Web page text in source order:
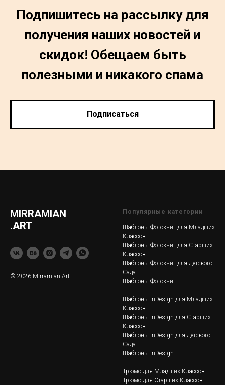
Подпишитесь на рассылку для
получения наших новостей и
скидок! Обещаем быть
полезными и никакого спама
Подписаться
MIRRAMIAN
.ART
© 2026 Mirramian.Art
Популярные категории
Шаблоны Фотокниг для Младших
Классов
Шаблоны Фотокниг для Старших
Классов
Шаблоны Фотокниг для Детского
Сада
Шаблоны Фотокниг
Шаблоны InDesign для Младших
Классов
Шаблоны InDesign для Старших
Классов
Шаблоны InDesign для Детского
Сада
Шаблоны InDesign
Трюмо для Младших Классов
Трюмо для Старших Классов